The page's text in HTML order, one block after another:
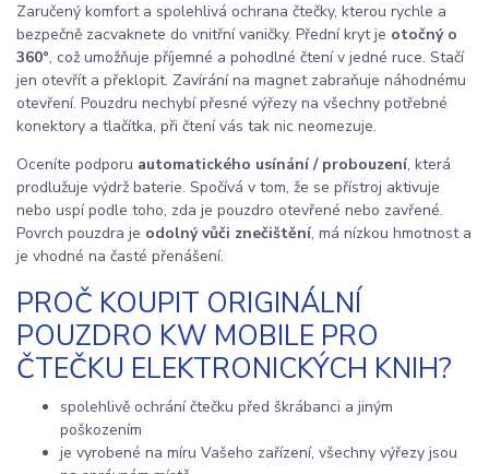
Zaručený komfort a spolehlivá ochrana čtečky, kterou rychle a
bezpečně zacvaknete do vnitřní vaničky. Přední kryt je otočný o
360°, což umožňuje příjemné a pohodlné čtení v jedné ruce. Stačí
jen otevřít a překlopit. Zavírání na magnet zabraňuje náhodnému
otevření. Pouzdru nechybí přesné výřezy na všechny potřebné
konektory a tlačítka, při čtení vás tak nic neomezuje.
Oceníte podporu automatického usínání / probouzení, která
prodlužuje výdrž baterie. Spočívá v tom, že se přístroj aktivuje
nebo uspí podle toho, zda je pouzdro otevřené nebo zavřené.
Povrch pouzdra je odolný vůči znečištění, má nízkou hmotnost a
je vhodné na časté přenášení.
PROČ KOUPIT ORIGINÁLNÍ
POUZDRO KW MOBILE PRO
ČTEČKU ELEKTRONICKÝCH KNIH?
spolehlivě ochrání čtečku před škrábanci a jiným
poškozením
je vyrobené na míru Vašeho zařízení, všechny výřezy jsou